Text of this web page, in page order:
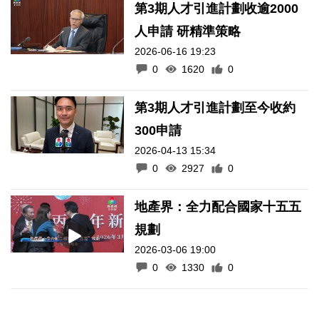
第3期人才引進計劃收逾2000
人申請 研精準策略
2026-06-16 19:23
0
1620 0
第3期人才引進計劃至今收約
300申請
2026-04-13 15:34
0
2927 0
地產界：全力配合國家十五五
規劃
2026-03-06 19:00
0
1330 0